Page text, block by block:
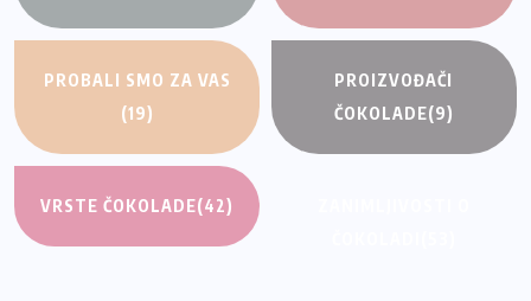
PROBALI SMO ZA VAS
(19)
PROIZVOĐAČI
ČOKOLADE(9)
VRSTE ČOKOLADE(42)